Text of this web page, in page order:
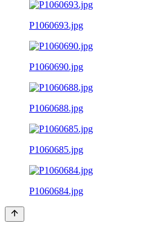
P1060693.jpg
P1060690.jpg
P1060688.jpg
P1060685.jpg
P1060684.jpg